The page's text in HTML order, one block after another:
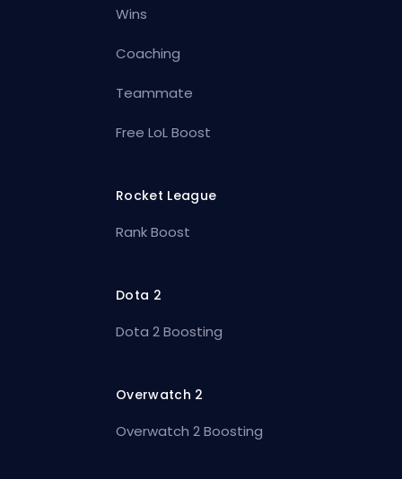
Wins
Coaching
Teammate
Free LoL Boost
Rocket League
Rank Boost
Dota 2
Dota 2 Boosting
Overwatch 2
Overwatch 2 Boosting